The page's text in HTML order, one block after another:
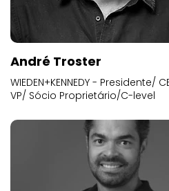
André Troster
WIEDEN+KENNEDY - Presidente/
VP/ Sócio Proprietário/C-level